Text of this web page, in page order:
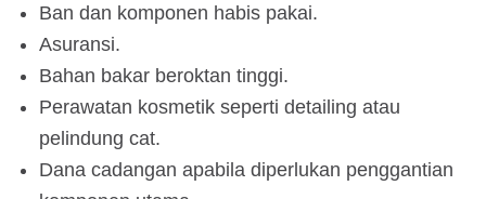
Ban dan komponen habis pakai.
Asuransi.
Bahan bakar beroktan tinggi.
Perawatan kosmetik seperti detailing atau
pelindung cat.
Dana cadangan apabila diperlukan penggantian